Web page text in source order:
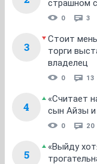
страшном
0 3
3
Стоит
торги
владелец
0 13
4
«Считает
сын Айзы
0 20
5
«Выйду